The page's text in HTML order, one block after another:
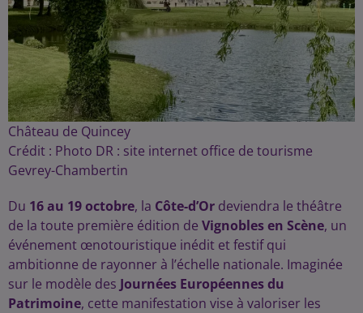
Château de Quincey
Crédit : Photo DR : site internet office de tourisme
Gevrey-Chambertin
Du 16 au 19 octobre, la Côte-d’Or deviendra le théâtre
de la toute première édition de Vignobles en Scène, un
événement œnotouristique inédit et festif qui
ambitionne de rayonner à l’échelle nationale. Imaginée
sur le modèle des Journées Européennes du
Patrimoine, cette manifestation vise à valoriser les